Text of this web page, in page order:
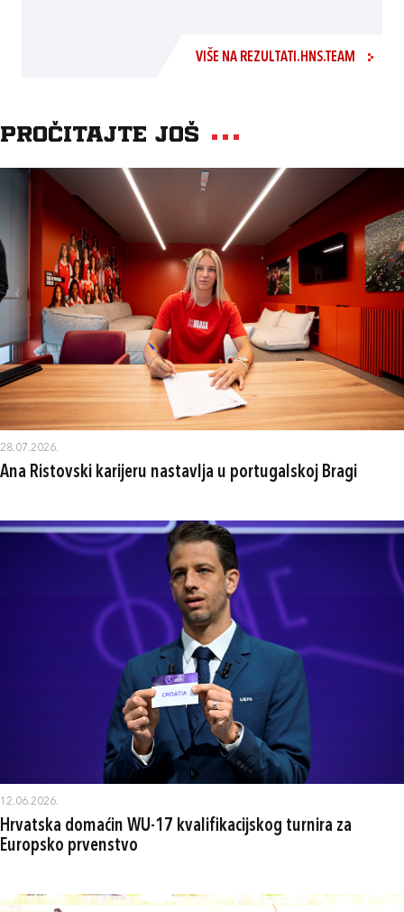
VIŠE NA REZULTATI.HNS.TEAM
Pročitajte još
28.07.2026.
Ana Ristovski karijeru nastavlja u portugalskoj Bragi
12.06.2026.
Hrvatska domaćin WU-17 kvalifikacijskog turnira za
Europsko prvenstvo